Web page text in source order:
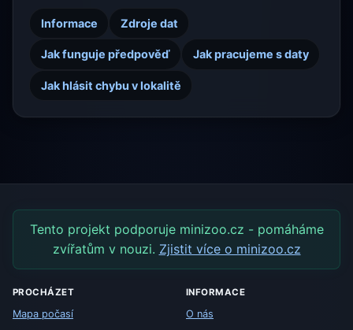
Informace Zdroje dat
Jak funguje předpověď Jak pracujeme s daty
Jak hlásit chybu v lokalitě
Tento projekt podporuje minizoo.cz - pomáháme
zvířatům v nouzi. Zjistit více o minizoo.cz
PROCHÁZET
Mapa počasí
INFORMACE
O nás